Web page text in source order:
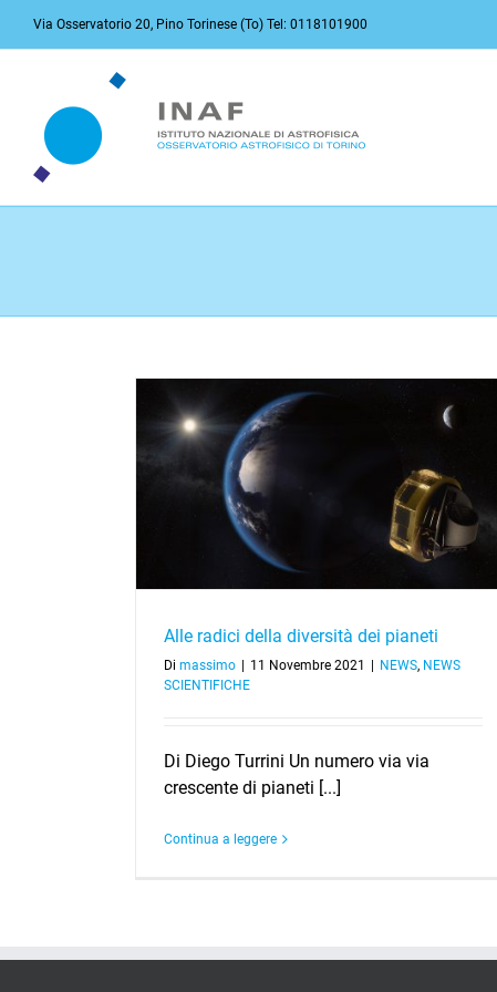
Via Osservatorio 20, Pino Torinese (To) Tel: 0118101900
Alle radici della diversità dei pianeti
Di massimo 11 Novembre 2021 NEWS, NEWS
SCIENTIFICHE
Di Diego Turrini Un numero via via
crescente di pianeti [...]
Continua a leggere